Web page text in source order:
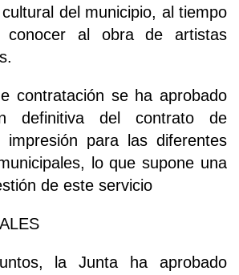
del municipio, al tiempo
al obra de artistas
contratación se ha aprobado
definitiva del contrato de
impresión para las diferentes
lo que supone una
de este servicio
la Junta ha aprobado